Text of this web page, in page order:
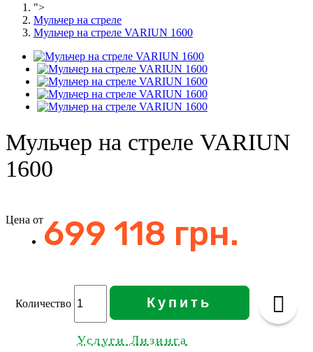
">
Мульчер на стреле
Мульчер на стреле VARIUN 1600
Мульчер на стреле VARIUN
1600
Цена от699 118 грн.
Количество Купить
Услуги Лизинга